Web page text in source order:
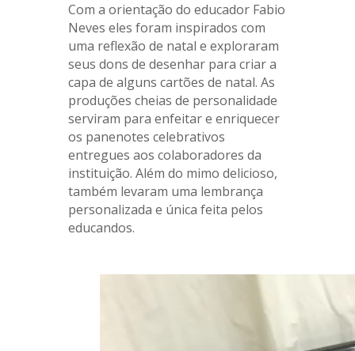
Com a orientação do educador Fabio
Neves eles foram inspirados com
uma reflexão de natal e exploraram
seus dons de desenhar para criar a
capa de alguns cartões de natal. As
produções cheias de personalidade
serviram para enfeitar e enriquecer
os panenotes celebrativos
entregues aos colaboradores da
instituição. Além do mimo delicioso,
também levaram uma lembrança
personalizada e única feita pelos
educandos.